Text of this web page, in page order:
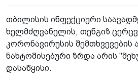
თბილისის ინფექციური
ხელმძღვანელის, თენგიზ
კორონავირუსის შემთხვევების
ნახტომისებური ზრდა არის
დასაწყისი.